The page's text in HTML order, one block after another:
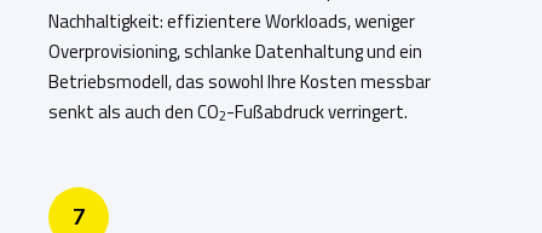
Nachhaltigkeit: effizientere Workloads, weniger
Overprovisioning, schlanke Datenhaltung und ein
Betriebsmodell, das sowohl Ihre Kosten messbar
senkt als auch den CO2-Fußabdruck verringert.
7